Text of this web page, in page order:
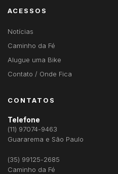
ACESSOS
Notícias
Caminho da Fé
Alugue uma Bike
Contato / Onde Fica
CONTATOS
Telefone
(11) 97074-9463
Guararema e São Paulo
(35) 99125-2685
Caminho da Fé